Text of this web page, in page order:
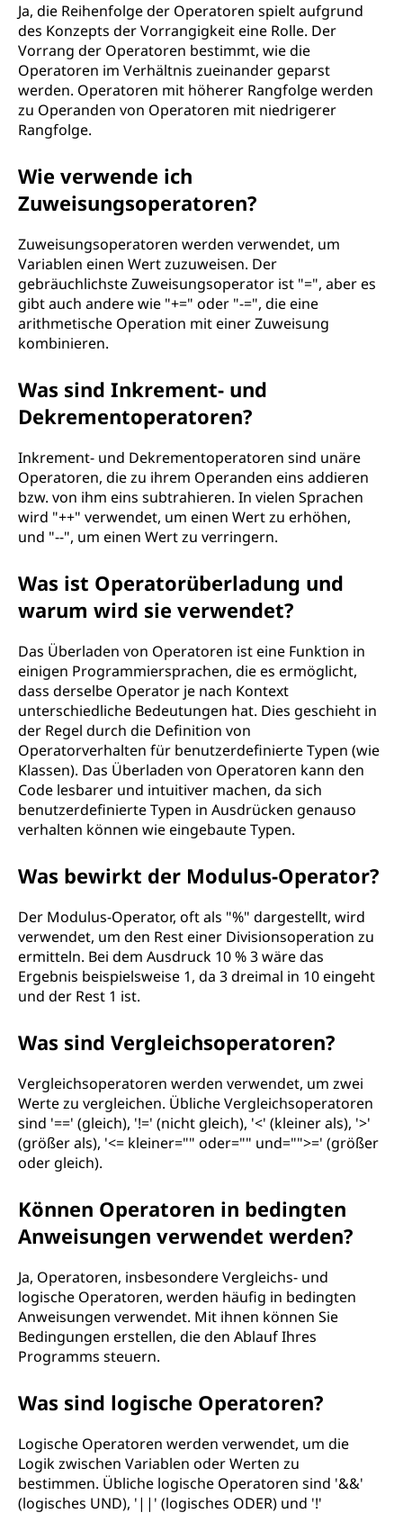
Ja, die Reihenfolge der Operatoren spielt aufgrund
des Konzepts der Vorrangigkeit eine Rolle. Der
Vorrang der Operatoren bestimmt, wie die
Operatoren im Verhältnis zueinander geparst
werden. Operatoren mit höherer Rangfolge werden
zu Operanden von Operatoren mit niedrigerer
Rangfolge.
Wie verwende ich
Zuweisungsoperatoren?
Zuweisungsoperatoren werden verwendet, um
Variablen einen Wert zuzuweisen. Der
gebräuchlichste Zuweisungsoperator ist "=", aber es
gibt auch andere wie "+=" oder "-=", die eine
arithmetische Operation mit einer Zuweisung
kombinieren.
Was sind Inkrement- und
Dekrementoperatoren?
Inkrement- und Dekrementoperatoren sind unäre
Operatoren, die zu ihrem Operanden eins addieren
bzw. von ihm eins subtrahieren. In vielen Sprachen
wird "++" verwendet, um einen Wert zu erhöhen,
und "--", um einen Wert zu verringern.
Was ist Operatorüberladung und
warum wird sie verwendet?
Das Überladen von Operatoren ist eine Funktion in
einigen Programmiersprachen, die es ermöglicht,
dass derselbe Operator je nach Kontext
unterschiedliche Bedeutungen hat. Dies geschieht in
der Regel durch die Definition von
Operatorverhalten für benutzerdefinierte Typen (wie
Klassen). Das Überladen von Operatoren kann den
Code lesbarer und intuitiver machen, da sich
benutzerdefinierte Typen in Ausdrücken genauso
verhalten können wie eingebaute Typen.
Was bewirkt der Modulus-Operator?
Der Modulus-Operator, oft als "%" dargestellt, wird
verwendet, um den Rest einer Divisionsoperation zu
ermitteln. Bei dem Ausdruck 10 % 3 wäre das
Ergebnis beispielsweise 1, da 3 dreimal in 10 eingeht
und der Rest 1 ist.
Was sind Vergleichsoperatoren?
Vergleichsoperatoren werden verwendet, um zwei
Werte zu vergleichen. Übliche Vergleichsoperatoren
sind '==' (gleich), '!=' (nicht gleich), '<' (kleiner als), '>'
(größer als), '<= kleiner="" oder="" und="">=' (größer
oder gleich).
Können Operatoren in bedingten
Anweisungen verwendet werden?
Ja, Operatoren, insbesondere Vergleichs- und
logische Operatoren, werden häufig in bedingten
Anweisungen verwendet. Mit ihnen können Sie
Bedingungen erstellen, die den Ablauf Ihres
Programms steuern.
Was sind logische Operatoren?
Logische Operatoren werden verwendet, um die
Logik zwischen Variablen oder Werten zu
bestimmen. Übliche logische Operatoren sind '&&'
(logisches UND), '||' (logisches ODER) und '!'